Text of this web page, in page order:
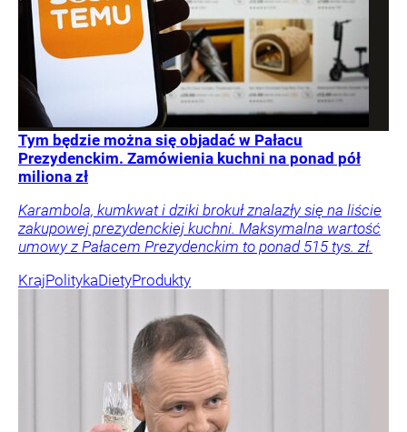
Tym będzie można się objadać w Pałacu
Prezydenckim. Zamówienia kuchni na ponad pół
miliona zł
Karambola, kumkwat i dziki brokuł znalazły się na liście
zakupowej prezydenckiej kuchni. Maksymalna wartość
umowy z Pałacem Prezydenckim to ponad 515 tys. zł.
KrajPolitykaDietyProdukty